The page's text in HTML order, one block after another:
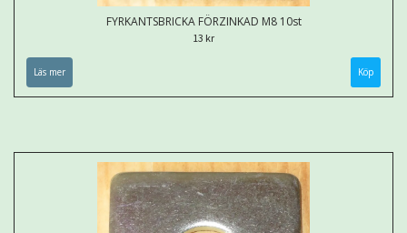
FYRKANTSBRICKA FÖRZINKAD M8 10st
13 kr
Läs mer